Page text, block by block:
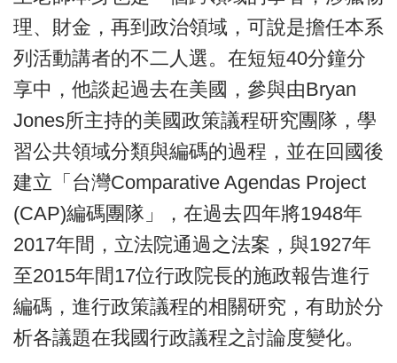
理、財金，再到政治領域，可說是擔任本系
列活動講者的不二人選。在短短40分鐘分
享中，他談起過去在美國，參與由Bryan
Jones所主持的美國政策議程研究團隊，學
習公共領域分類與編碼的過程，並在回國後
建立「台灣Comparative Agendas Project
(CAP)編碼團隊」，在過去四年將1948年
2017年間，立法院通過之法案，與1927年
至2015年間17位行政院長的施政報告進行
編碼，進行政策議程的相關研究，有助於分
析各議題在我國行政議程之討論度變化。